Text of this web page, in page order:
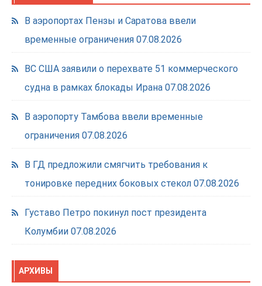
В аэропортах Пензы и Саратова ввели
временные ограничения 07.08.2026
ВС США заявили о перехвате 51 коммерческого
судна в рамках блокады Ирана 07.08.2026
В аэропорту Тамбова ввели временные
ограничения 07.08.2026
В ГД предложили смягчить требования к
тонировке передних боковых стекол 07.08.2026
Густаво Петро покинул пост президента
Колумбии 07.08.2026
АРХИВЫ